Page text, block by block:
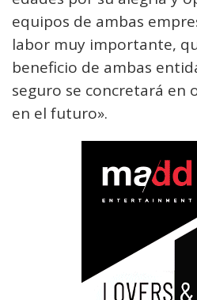
equipos de ambas
labor muy importante,
beneficio de ambas
seguro se concretará en
en el futuro».